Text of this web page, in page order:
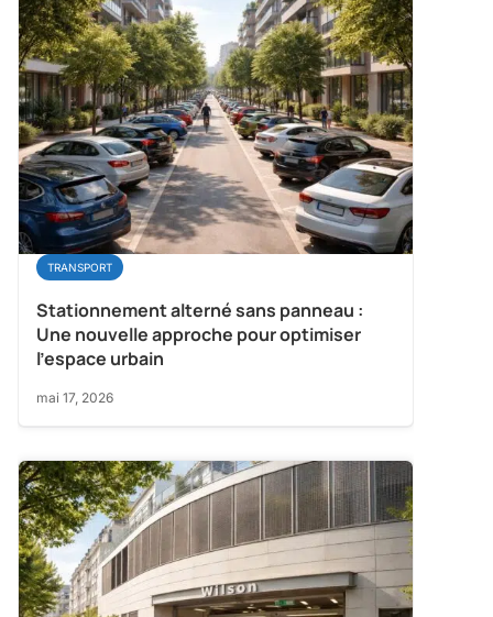
TRANSPORT
Stationnement alterné sans panneau :
Une nouvelle approche pour optimiser
l’espace urbain
mai 17, 2026